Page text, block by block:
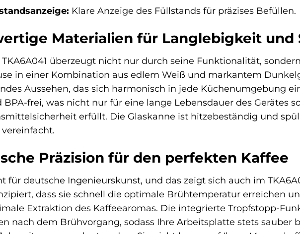
Klare Anzeige des Füllstands für präzises Befüllen.
Materialien für Langlebigkeit und
TKA6A041 überzeugt nicht nur durch seine Funktionalität,
in einer Kombination aus edlem Weiß und markantem
Aussehen, das sich harmonisch in jede Küchenumgebung
BPA-frei, was nicht nur für eine lange Lebensdauer des Gerätes
erfüllt. Die Glaskanne ist hitzebeständig und
Präzision für den perfekten Kaffee
für deutsche Ingenieurskunst, und das zeigt sich auch im
dass sie schnell die optimale Brühtemperatur erreichen
Extraktion des Kaffeearomas. Die integrierte Tropfstopp-
nach dem Brühvorgang, sodass Ihre Arbeitsplatte stets sauber